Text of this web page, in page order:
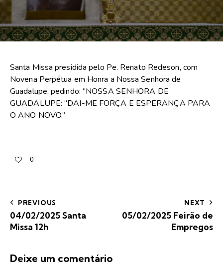
Santa Missa presidida pelo Pe. Renato Redeson, com
Novena Perpétua em Honra a Nossa Senhora de
Guadalupe, pedindo: “NOSSA SENHORA DE
GUADALUPE: “DAI-ME FORÇA E ESPERANÇA PARA
O ANO NOVO.”
0
PREVIOUS
04/02/2025 Santa
Missa 12h
NEXT
05/02/2025 Feirão de
Empregos
Deixe um comentário